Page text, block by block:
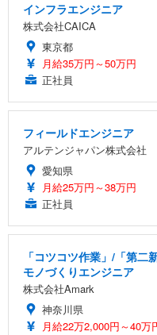
インフラエンジニア
株式会社CAICA
東京都
月給35万円～50万円
正社員
フィールドエンジニア
アルテンジャパン株式会社
愛知県
月給25万円～38万円
正社員
「コツコツ作業」/「第
モノづくりエンジニア
株式会社Amark
神奈川県
月給22万2,000円～40万